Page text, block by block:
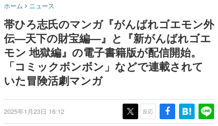
ゲームに多大な影響を受けた作家さんに取材し、ゲームが
日本のコンテンツ産業やカルチャーに与えた影響を探る企
画です。
日本モバイルゲーム産業史
日本のモバイルゲーム史における主要なトピック・タイト
ルを網羅するほか、開発者へのインタビューや識者による
解説を掲載。約20年の歴史が一望できる決定版！
若ゲのいたり〜ゲームクリエイターの青春〜
一先生によるゲーム業界レポートマンガです。
なんでゲームは面白い？
なじみの緩衝材が会社の名前に
ホーム ニュース
帯ひろ志氏のマンガ『がんばれゴエモン外
伝—天下の財宝編—』と『新がんばれゴエ
モン 地獄編』の電子書籍版が配信開始。
「コミックボンボン」などで連載されて
いた冒険活劇マンガ
2025年1月23日 16:12 反応